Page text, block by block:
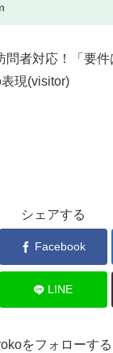
問者対応！「要
現(visitor)
シェアする
Facebook
LINE
をフォローする